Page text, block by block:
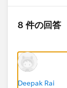
8 件の回答
Deepak Rai